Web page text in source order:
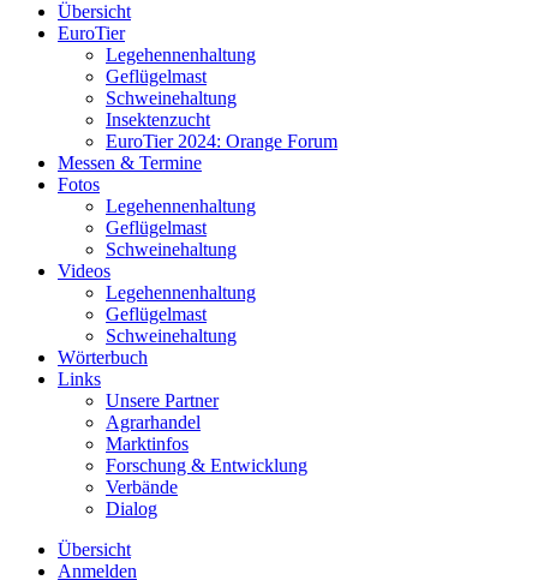
Übersicht
EuroTier
Legehennenhaltung
Geflügelmast
Schweinehaltung
Insektenzucht
EuroTier 2024: Orange Forum
Messen & Termine
Fotos
Legehennenhaltung
Geflügelmast
Schweinehaltung
Videos
Legehennenhaltung
Geflügelmast
Schweinehaltung
Wörterbuch
Links
Unsere Partner
Agrarhandel
Marktinfos
Forschung & Entwicklung
Verbände
Dialog
Übersicht
Anmelden